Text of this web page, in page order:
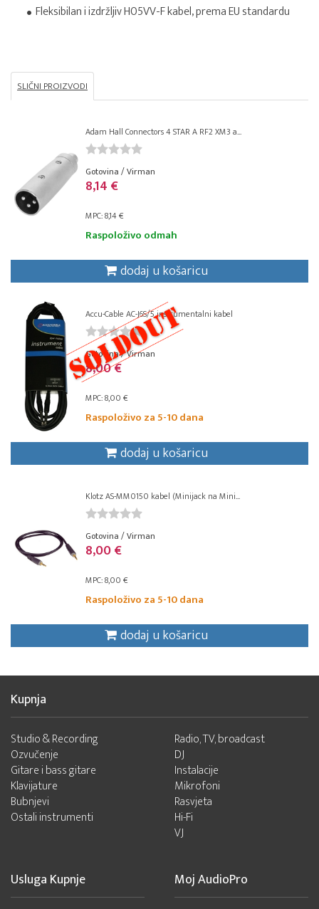
Fleksibilan i izdržljiv H05VV-F kabel, prema EU standardu
SLIČNI PROIZVODI
Adam Hall Connectors 4 STAR A RF2 XM3 a...
Gotovina / Virman
8,14 €
MPC: 8,14 €
Raspoloživo odmah
dodaj u košaricu
Accu-Cable AC-J6S/5 instrumentalni kabel
Gotovina / Virman
8,00 €
MPC: 8,00 €
Raspoloživo za 5-10 dana
dodaj u košaricu
Klotz AS-MM0150 kabel (Minijack na Mini...
Gotovina / Virman
8,00 €
MPC: 8,00 €
Raspoloživo za 5-10 dana
dodaj u košaricu
Kupnja
Studio & Recording
Ozvučenje
Gitare i bass gitare
Klavijature
Bubnjevi
Ostali instrumenti
Radio, TV, broadcast
DJ
Instalacije
Mikrofoni
Rasvjeta
Hi-Fi
VJ
Usluga Kupnje Moj AudioPro